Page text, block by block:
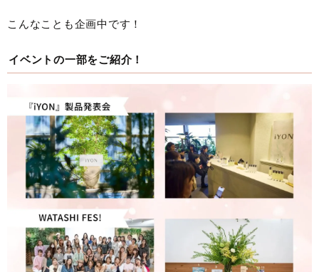
こんなことも企画中です！
イベントの一部をご紹介！